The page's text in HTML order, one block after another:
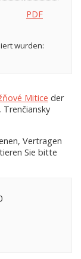
PDF
wurden:
Mitice der
, Trenčiansky
Vertragen
Sie bitte